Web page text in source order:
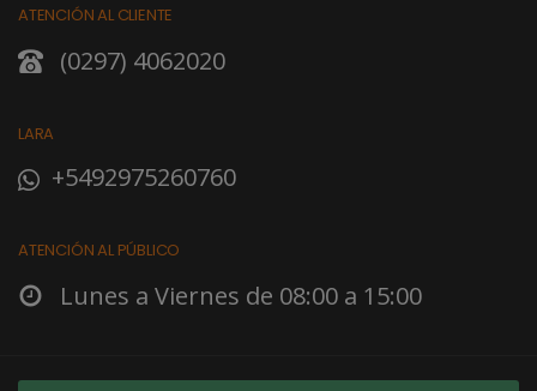
ATENCIÓN AL CLIENTE
(0297) 4062020
LARA
+5492975260760
ATENCIÓN AL PÚBLICO
Lunes a Viernes de 08:00 a 15:00